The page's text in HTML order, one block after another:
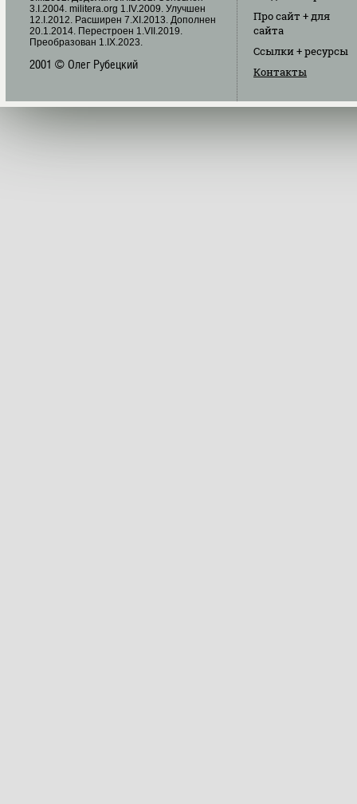
3.I.2004. militera.org 1.IV.2009. Улучшен
12.I.2012. Расширен 7.XI.2013. Дополнен
20.1.2014. Перестроен 1.VII.2019.
Преобразован 1.IX.2023.
2001 © Олег Рубецкий
Про сайт + для
сайта
Ссылки+ ресурсы
Контакты